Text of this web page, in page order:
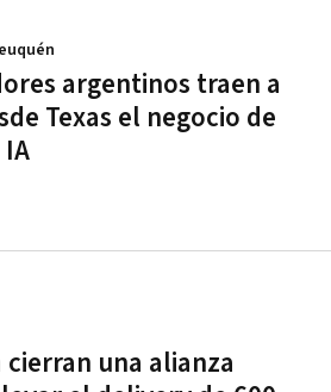
argentinos traen a
Texas el negocio de
cierran una alianza